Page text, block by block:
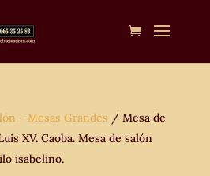
- Mesas Grandes / Mesa de
XV. Caoba. Mesa de salón
isabelino.